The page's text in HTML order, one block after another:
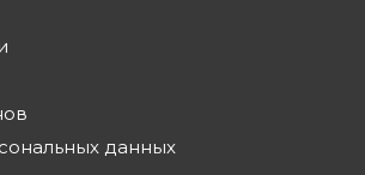
данных